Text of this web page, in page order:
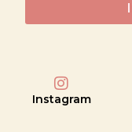
Instagram